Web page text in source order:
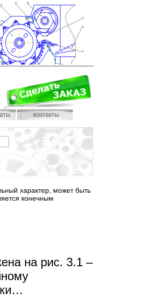
контакты
характер, может быть
конечным
на рис. 3.1 –